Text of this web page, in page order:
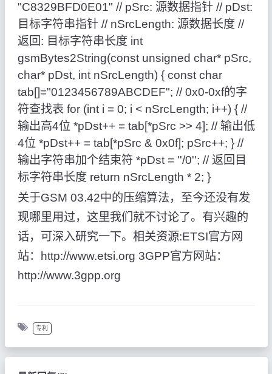
"C8329BFD0E01" // pSrc: 源数据指针 // pDst:
目标字符串指针 // nSrcLength: 源数据长度 //
返回: 目标字符串长度 int
gsmBytes2String(const unsigned char* pSrc,
char* pDst, int nSrcLength) { const char
tab[]="0123456789ABCDEF"; // 0x0-0xf的字
符查找表 for (int i = 0; i < nSrcLength; i++) { //
输出高4位 *pDst++ = tab[*pSrc >> 4]; // 输出低
4位 *pDst++ = tab[*pSrc & 0x0f]; pSrc++; } //
输出字符串加个结束符 *pDst = ''/0''; // 返回目
标字符串长度 return nSrcLength * 2; }
关于GSM 03.42中的压缩算法，至今还没有发
现哪里用过，这里我们就不讨论了。有兴趣的
话，可深入研究一下。相关资源:ETSI官方网
站：http://www.etsi.org 3GPP官方网站：
http://www.3gpp.org
专利